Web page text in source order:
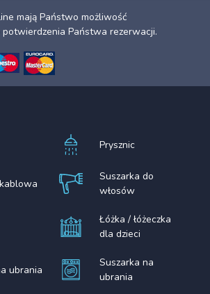
mają Państwo możliwość
Państwa rezerwacji.
Prysznic
Suszarka do
włosów
Łóżka / łóżeczka
dla dzieci
ubrania
Suszarka na
ubrania